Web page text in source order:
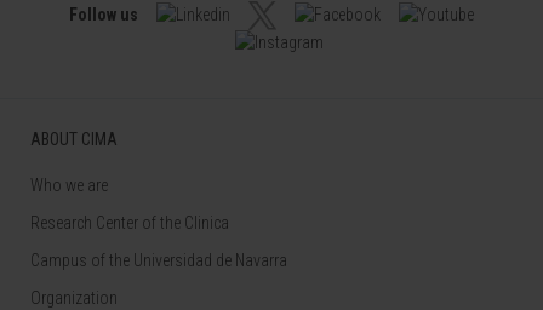
Follow us
ABOUT CIMA
Who we are
Research Center of the Clinica
Campus of the Universidad de Navarra
Organization